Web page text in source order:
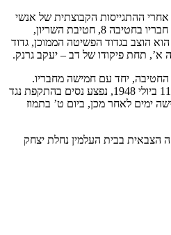
אחרי ההתגייסות הקבוצתית של אנשי
לח”י. עם זאת, מצא את דרכו אל חבריו בחטיבה 8, חטיבת השריון,
הוצב בגדוד הפשיטה הממוכן, גדוד
החטיבה, יחד עם חמישה מחבריו.
ב”מבצע דני”. בד’ בתמוז תש”ח, 11 ביולי 1948, נפצע נסים בהתקפת נגד
ימים לאחר מכן, ביום ט’ בתמוז
הצבאית בבית העלמין נחלת יצחק